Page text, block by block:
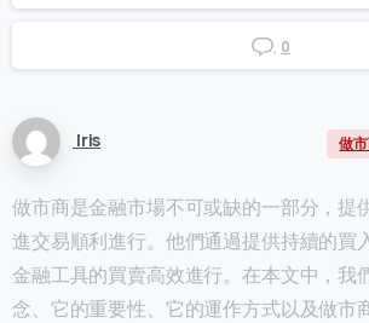
0
Iris 做
做市商是金融市場不可或缺的一部分，提
進交易順利進行。他們通過提供持續的買
金融工具的買賣高效進行。在本文中，我
念、它的重要性、它的運作方式以及做市